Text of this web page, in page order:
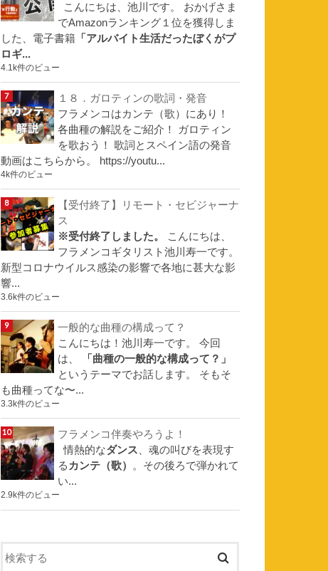
こんにちは、池川です。 おかげさま
でAmazonランキング１位を獲得しま
した、電子書籍 「アルバイト生活だったぼくがプ
ロギ...
4.1k件のビュー
１８．ガロティンの歌詞・発音
フラメンコはカンテ（歌）にあり！
各曲種の解説をご紹介！ ガロティン
を歌おう！ 歌詞とスペイン語の発音
動画はこちらから。 https://youtu...
4k件のビュー
【受付終了】リモート・セビジャーナ
ス
※受付終了しました。
こんにちは、
フラメンコギタリスト池川寿一です。
新型コロナウイルス感染の影響で各地に甚大な影
響...
3.6k件のビュー
一般的な曲種の構成って？
こんにちは！池川寿一です。 今回
は、
「曲種の一般的な構成って？」
というテーマでお話します。 そもそ
も曲種ってな〜...
3.3k件のビュー
フラメンコ伴奏やろうよ！
情熱的なダンス、魂の叫びを表現す
るカンテ（歌） 。その後ろで弾かれて
い...
2.9k件のビュー